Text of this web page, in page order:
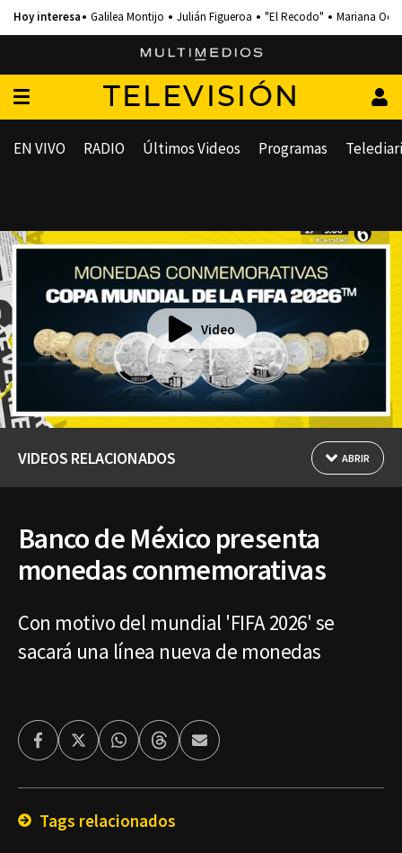
Galilea Montijo Julián Figueroa "El Recodo" Mariana
TELEVISIÓN
EN VIVO RADIO Últimos Videos Programas
Video
VIDEOS RELACIONADOS ABRIR
Banco de México presenta
monedas conmemorativas
Con motivo del mundial 'FIFA 2026' se
sacará una línea nueva de monedas
FacebookTwitterWhatsappThreadsEnviar
por
Tags relacionados